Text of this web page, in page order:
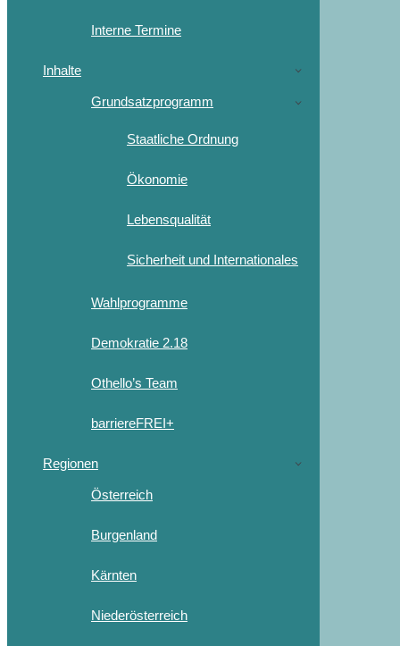
Interne Termine
Inhalte
Grundsatzprogramm
Staatliche Ordnung
Ökonomie
Lebensqualität
Sicherheit und Internationales
Wahlprogramme
Demokratie 2.18
Othello’s Team
barriereFREI+
Regionen
Österreich
Burgenland
Kärnten
Niederösterreich